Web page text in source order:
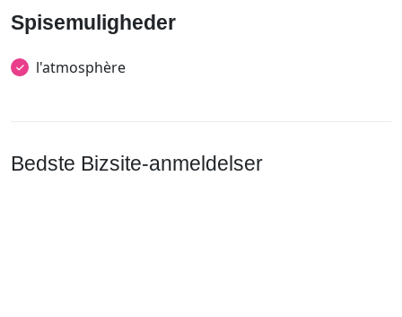
Spisemuligheder
l'atmosphère
Bedste Bizsite-anmeldelser